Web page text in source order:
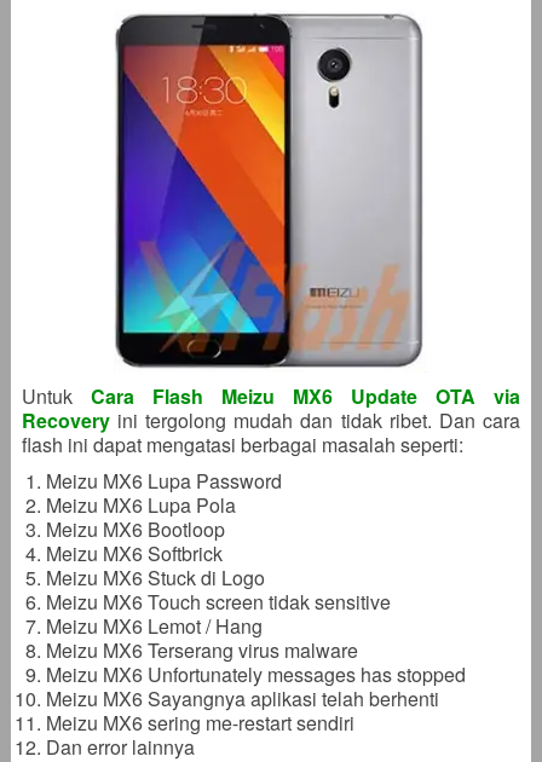
Untuk Cara Flash Meizu MX6 Update OTA via
Recoveryini tergolong mudah dan tidak ribet. Dan cara
flash ini dapat mengatasi berbagai masalah seperti:
Meizu MX6 Lupa Password
Meizu MX6 Lupa Pola
Meizu MX6 Bootloop
Meizu MX6 Softbrick
Meizu MX6 Stuck di Logo
Meizu MX6 Touch screen tidak sensitive
Meizu MX6 Lemot / Hang
Meizu MX6 Terserang virus malware
Meizu MX6 Unfortunately messages has stopped
Meizu MX6 Sayangnya aplikasi telah berhenti
Meizu MX6 sering me-restart sendiri
Dan error lainnya